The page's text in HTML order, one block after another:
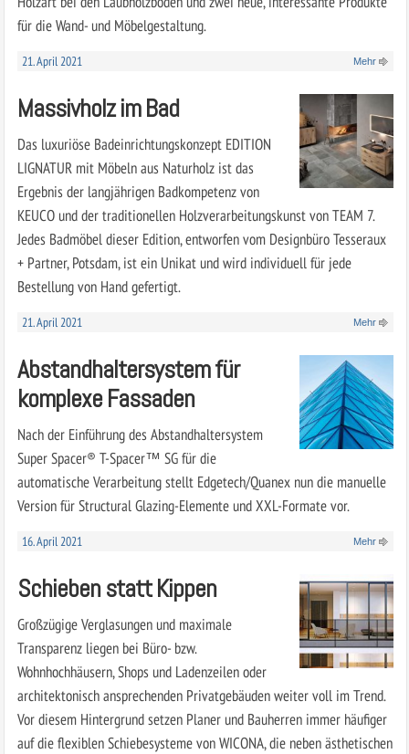
für die Wand- und Möbelgestaltung.
21. April 2021 Mehr
Massivholz im Bad
Das luxuriöse Badeinrichtungskonzept EDITION
LIGNATUR mit Möbeln aus Naturholz ist das
Ergebnis der langjährigen Badkompetenz von
KEUCO und der traditionellen Holzverarbeitungskunst von TEAM 7.
Jedes Badmöbel dieser Edition, entworfen vom Designbüro Tesseraux
+ Partner, Potsdam, ist ein Unikat und wird individuell für jede
Bestellung von Hand gefertigt.
21. April 2021 Mehr
Abstandhaltersystem für
komplexe Fassaden
Nach der Einführung des Abstandhaltersystem
Super Spacer® T-Spacer™ SG für die
automatische Verarbeitung stellt Edgetech/Quanex nun die manuelle
Version für Structural Glazing-Elemente und XXL-Formate vor.
16. April 2021 Mehr
Schieben statt Kippen
Großzügige Verglasungen und maximale
Transparenz liegen bei Büro- bzw.
Wohnhochhäusern, Shops und Ladenzeilen oder
architektonisch ansprechenden Privatgebäuden weiter voll im Trend.
Vor diesem Hintergrund setzen Planer und Bauherren immer häufiger
auf die flexiblen Schiebesysteme von WICONA, die neben ästhetischen